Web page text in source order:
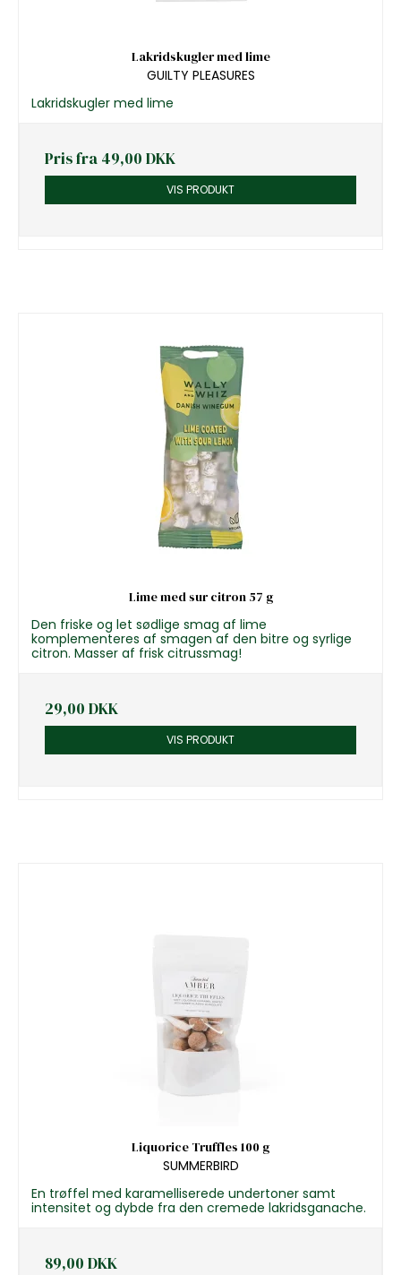
Lakridskugler med lime
GUILTY PLEASURES
Lakridskugler med lime
Pris fra 49,00 DKK
VIS PRODUKT
Lime med sur citron 57 g
Den friske og let sødlige smag af lime
komplementeres af smagen af den bitre og syrlige
citron. Masser af frisk citrussmag!
29,00 DKK
VIS PRODUKT
Liquorice Truffles 100 g
SUMMERBIRD
En trøffel med karamelliserede undertoner samt
intensitet og dybde fra den cremede lakridsganache.
89,00 DKK